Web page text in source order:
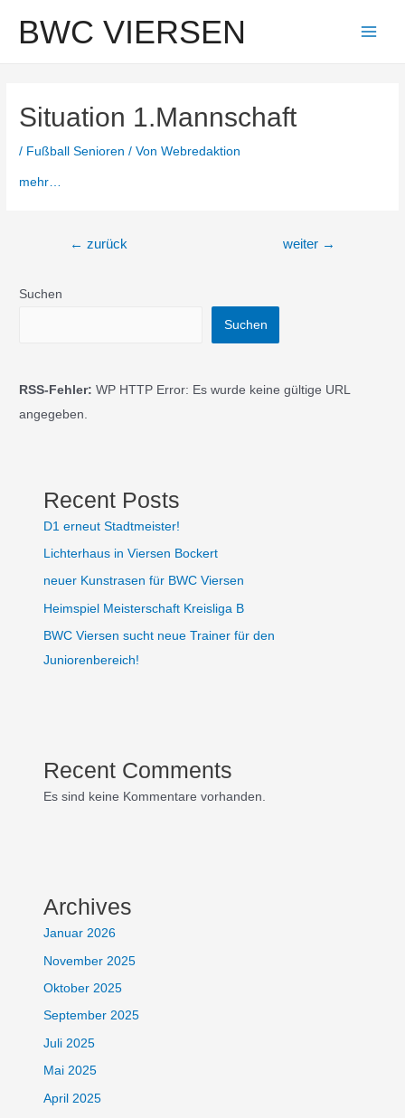
Inhalt
springen
BWC VIERSEN
Situation 1.Mannschaft
/ Fußball Senioren / VonWebredaktion
mehr…
Beitragsnavigation
← zurück weiter →
Suchen
Suchen
RSS-Fehler: WP HTTP Error: Es wurde keine gültige URL
angegeben.
Recent Posts
D1 erneut Stadtmeister!
Lichterhaus in Viersen Bockert
neuer Kunstrasen für BWC Viersen
Heimspiel Meisterschaft Kreisliga B
BWC Viersen sucht neue Trainer für den
Juniorenbereich!
Recent Comments
Es sind keine Kommentare vorhanden.
Archives
Januar 2026
November 2025
Oktober 2025
September 2025
Juli 2025
Mai 2025
April 2025